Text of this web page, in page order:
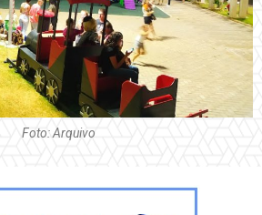
Foto: Arquivo